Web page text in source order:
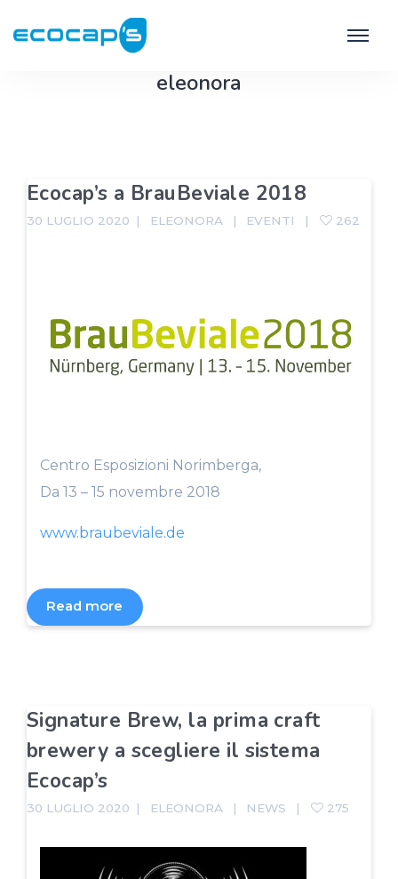
eleonora
Ecocap’s a BrauBeviale 2018
30 LUGLIO 2020 ELEONORA EVENTI 262
Centro Esposizioni Norimberga,
Da 13 – 15 novembre 2018
www.braubeviale.de
Read more
Signature Brew, la prima craft
brewery a scegliere il sistema
Ecocap’s
30 LUGLIO 2020 ELEONORA NEWS 275